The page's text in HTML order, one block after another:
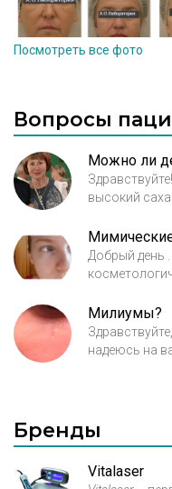
Посмотреть все фото
Вопросы
Можно ли
высокий
Альтерации -
Добрый день .
первых
глаз и
момента ни к каким косметологическим
Милиумы?
надеюсь на
Бренды
Vitalaser